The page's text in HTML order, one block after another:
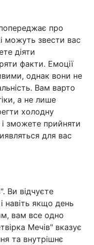
про
можуть звести вас
діяти
факти. Емоції
однак вони не
Вам варто
а не лише
холодну
зможете прийняти
для вас
Ви відчуєте
навіть якщо день
вам все одно
Мечів" вказує
та внутрішнє